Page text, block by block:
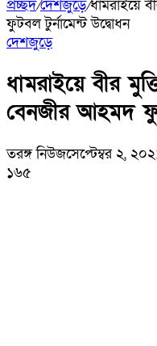
প্রচ্ছদ/দেশজুড়ে/ধামরাইয়ে
ফুটবল টুর্নামেন্ট উদ্বোধন
দেশজুড়ে
ধামরাইয়ে বীর
বেনজীর আহমদ
তরঙ্গ নিউজসেপ্টেম্বর ২,
১৬৫